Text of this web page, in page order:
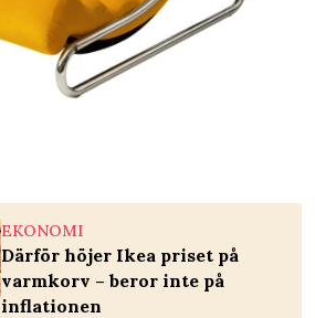
EKONOMI
Därför höjer Ikea priset på
varmkorv – beror inte på
inflationen